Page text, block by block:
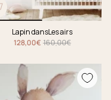
Lapin dansLes airs
128,00€ 160,00€